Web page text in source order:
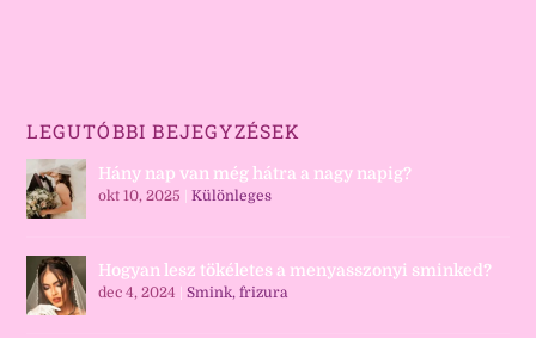
LEGUTÓBBI BEJEGYZÉSEK
Hány nap van még hátra a nagy napig?
okt 10, 2025 |Különleges
Hogyan lesz tökéletes a menyasszonyi sminked?
dec 4, 2024 |Smink, frizura